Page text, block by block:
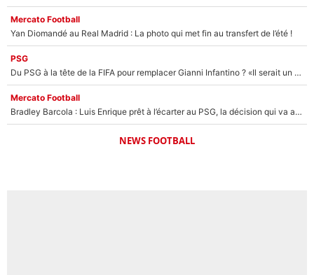
Mercato Football
Yan Diomandé au Real Madrid : La photo qui met fin au transfert de l’été !
PSG
Du PSG à la tête de la FIFA pour remplacer Gianni Infantino ? «Il serait un mauvais président», le patron de la Liga s'attaque à Nasser Al-Khelaïfi !
Mercato Football
Bradley Barcola : Luis Enrique prêt à l’écarter au PSG, la décision qui va accélérer son transfert à Liverpool ?
NEWS FOOTBALL